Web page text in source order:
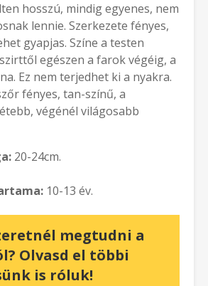
hosszú, mindig egyenes, nem
lennie. Szerkezete fényes,
gyapjas. Színe a testen
egészen a farok végéig, a
Ez nem terjedhet ki a nyakra.
fényes, tan-színű, a
végénél világosabb
20-24cm.
10-13 év.
megtudni a
Olvasd el többi
is róluk!